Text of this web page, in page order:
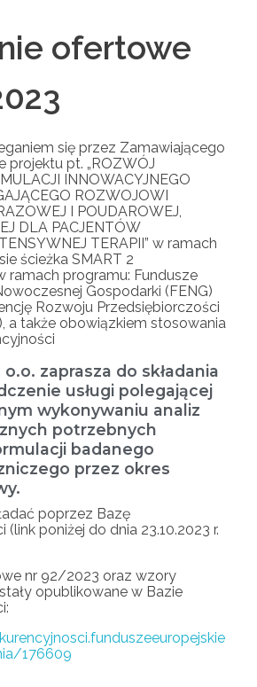
ofertowe
się przez Zamawiającego
projektu pt. „ROZWÓJ
INNOWACYJNEGO
ROZWOJOWI
I POUDAROWEJ,
DLA PACJENTÓW
TERAPII” w ramach
ścieżka SMART 2
ramach programu: Fundusze
Gospodarki (FENG)
Rozwoju Przedsiębiorczości
a także obowiązkiem stosowania
o.o. zaprasza do składania
usługi polegającej
wykonywaniu analiz
potrzebnych
badanego
przez okres
poprzez Bazę
(link poniżej do dnia 23.10.2023 r.
nr 92/2023 oraz wzory
opublikowane w Bazie
176609